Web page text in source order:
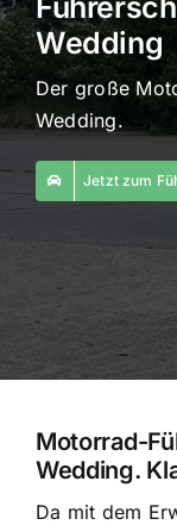
Wedding
Der große
Wedding.
Jetzt zum
Motorrad-
Wedding.
Da mit dem